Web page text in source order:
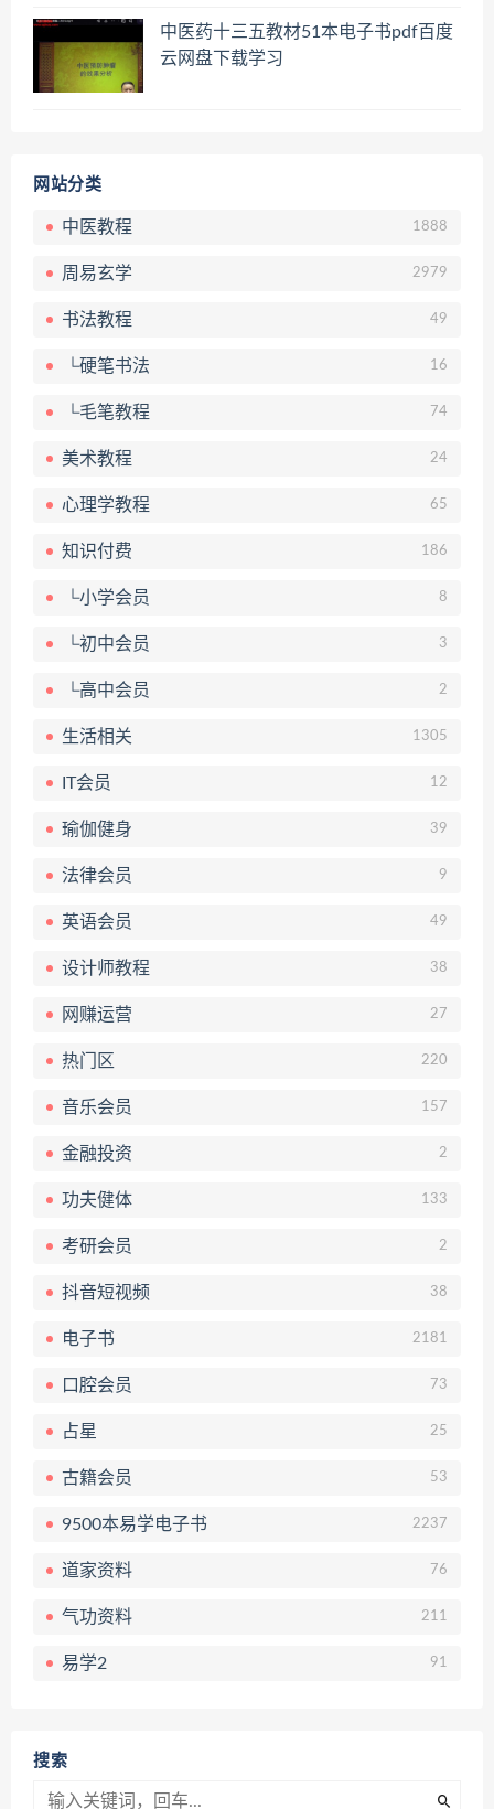
中医药十三五教材51本电子书pdf百度
云网盘下载学习
网站分类
中医教程 1888
周易玄学 2979
书法教程 49
└硬笔书法 16
└毛笔教程 74
美术教程 24
心理学教程 65
知识付费 186
└小学会员 8
└初中会员 3
└高中会员 2
生活相关 1305
IT会员 12
瑜伽健身 39
法律会员 9
英语会员 49
设计师教程 38
网赚运营 27
热门区 220
音乐会员 157
金融投资 2
功夫健体 133
考研会员 2
抖音短视频 38
电子书 2181
口腔会员 73
占星 25
古籍会员 53
9500本易学电子书 2237
道家资料 76
气功资料 211
易学2 91
搜索